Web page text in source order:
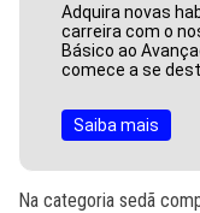
Adquira novas
carreira com o
Básico ao
comece a se
Saiba mais
Na categoria sedã